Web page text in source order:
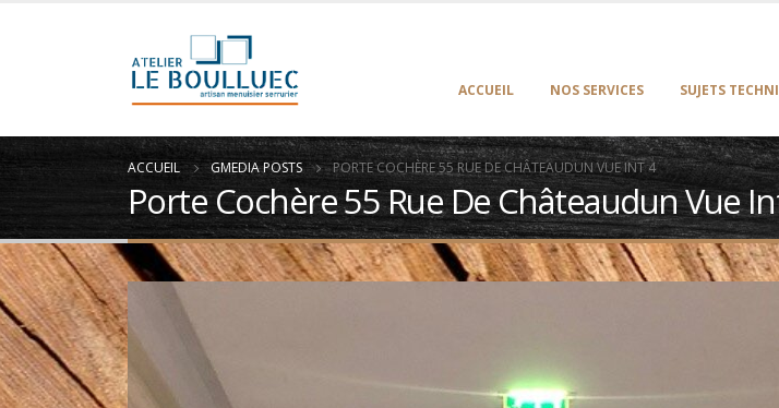
ACCUEIL NOS SERVICES SUJETS
ACCUEIL GMEDIA POSTS PORTE COCHÈRE 55 RUE DE CHÂTEAUDUN VUE INT 4
Porte Cochère 55 Rue De Châteaudun Vue